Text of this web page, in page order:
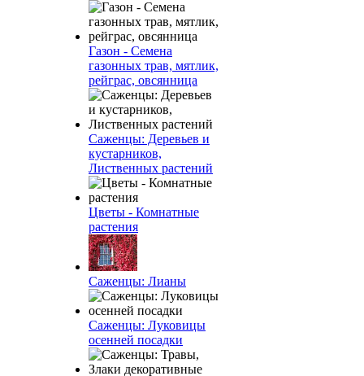
Газон - Семена
газонных трав, мятлик,
рейграс, овсянница
Саженцы: Деревьев и
кустарников,
Лиственных растений
Цветы - Комнатные
растения
Саженцы: Лианы
Саженцы: Луковицы
осенней посадки